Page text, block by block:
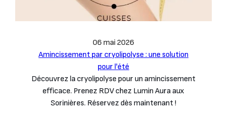
06 mai 2026
Amincissement par cryolipolyse : une solution
pour l'été
Découvrez la cryolipolyse pour un amincissement
efficace. Prenez RDV chez Lumin Aura aux
Sorinières. Réservez dès maintenant !